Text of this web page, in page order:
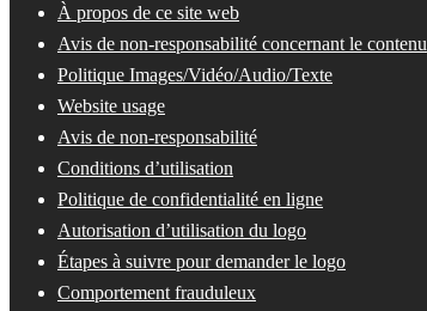
À propos de ce site web
Avis de non-responsabilité concernant le contenu
Politique Images/Vidéo/Audio/Texte
Website usage
Avis de non-responsabilité
Conditions d’utilisation
Politique de confidentialité en ligne
Autorisation d’utilisation du logo
Étapes à suivre pour demander le logo
Comportement frauduleux